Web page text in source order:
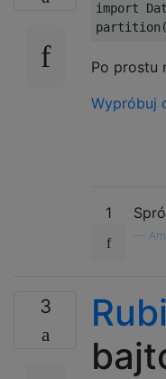
import
Po prostu
Wypróbuj
1
3